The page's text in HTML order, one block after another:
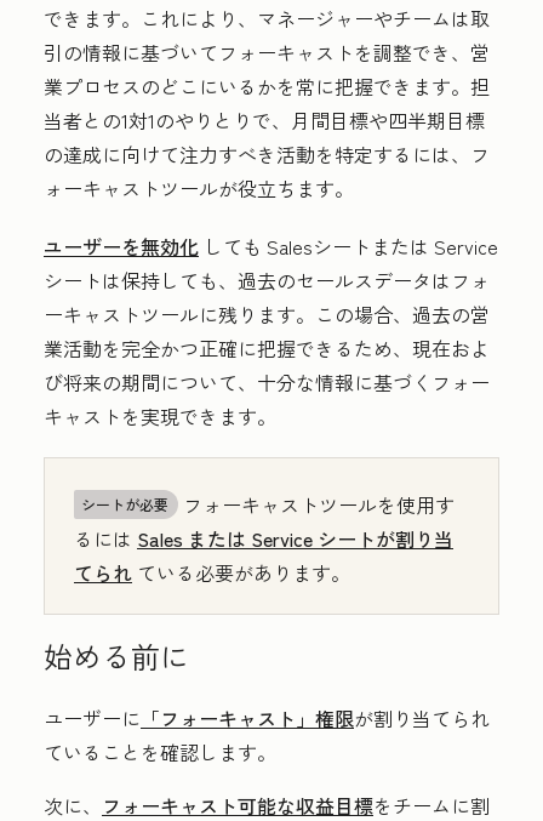
できます。これにより、マネージャーやチームは取
引の情報に基づいてフォーキャストを調整でき、営
業プロセスのどこにいるかを常に把握できます。担
当者との1対1のやりとりで、月間目標や四半期目標
の達成に向けて注力すべき活動を特定するには、フ
ォーキャストツールが役立ちます。
ユーザーを無効化 しても Salesシートまたは Service
シートは保持しても、過去のセールスデータはフォ
ーキャストツールに残ります。この場合、過去の営
業活動を完全かつ正確に把握できるため、現在およ
び将来の期間について、十分な情報に基づくフォー
キャストを実現できます。
シートが必要
フォーキャストツールを使用す
るには Sales または Service シートが割り当
てられ ている必要があります。
始める前に
ユーザーに 「フォーキャスト」 権限が割り当てられ
ていることを確認します。
次に、 フォーキャスト可能な収益目標をチームに割